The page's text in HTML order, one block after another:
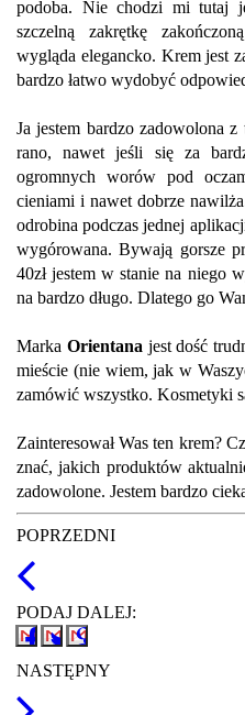
podoba. Nie chodzi mi tutaj
szczelną zakrętkę
wygląda elegancko. Krem jest
bardzo łatwo wydobyć
Ja jestem bardzo zadowolona
rano, nawet jeśli się za
ogromnych worów pod
cieniami i nawet dobrze
odrobina podczas jednej
wygórowana. Bywają gorsze
40zł jestem w stanie na niego
na bardzo długo. Dlatego go
Marka Orientana jest dość
mieście (nie wiem, jak w
zamówić wszystko. Kosmetyki
Zainteresował Was ten krem?
znać, jakich produktów
zadowolone. Jestem bardzo
POPRZEDNI
PODAJ DALEJ:
NASTĘPNY